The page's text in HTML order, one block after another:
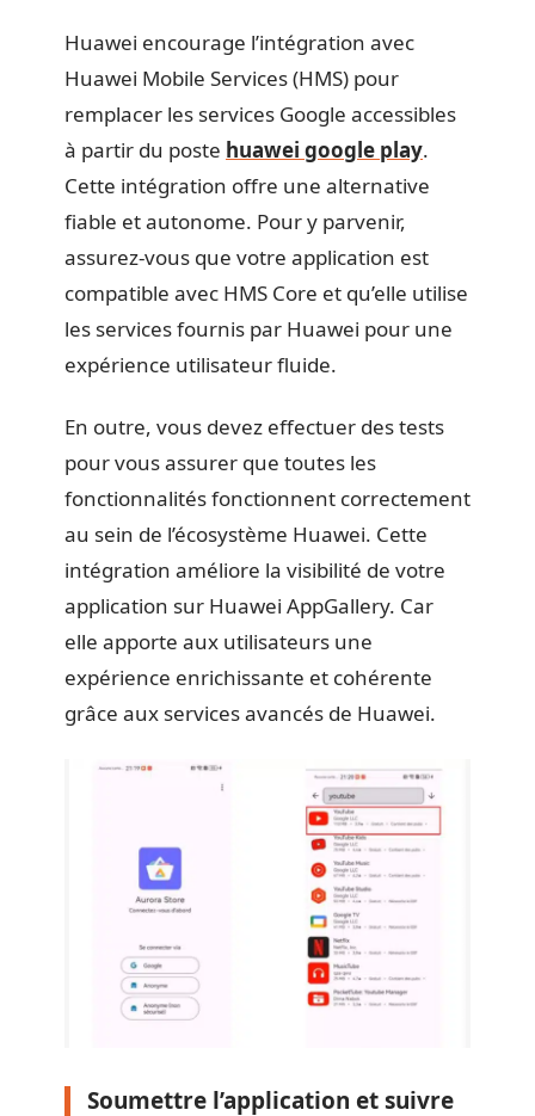
Huawei encourage l’intégration avec
Huawei Mobile Services (HMS) pour
remplacer les services Google accessibles
à partir du poste huawei google play.
Cette intégration offre une alternative
fiable et autonome. Pour y parvenir,
assurez-vous que votre application est
compatible avec HMS Core et qu’elle utilise
les services fournis par Huawei pour une
expérience utilisateur fluide.
En outre, vous devez effectuer des tests
pour vous assurer que toutes les
fonctionnalités fonctionnent correctement
au sein de l’écosystème Huawei. Cette
intégration améliore la visibilité de votre
application sur Huawei AppGallery. Car
elle apporte aux utilisateurs une
expérience enrichissante et cohérente
grâce aux services avancés de Huawei.
Soumettre l’application et suivre